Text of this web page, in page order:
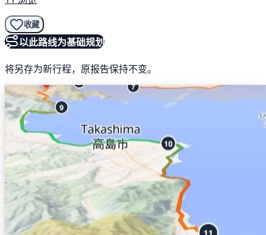
收藏
以此路线为基础规划
将另存为新行程，原报告保持不变。